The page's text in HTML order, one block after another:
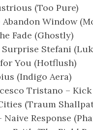
(Too Pure)
Window
Fade (Ghostly)
Surprise Stefani
You (Hotflush)
(Indigo Aera)
Tristano –
(Traum
Naive Response